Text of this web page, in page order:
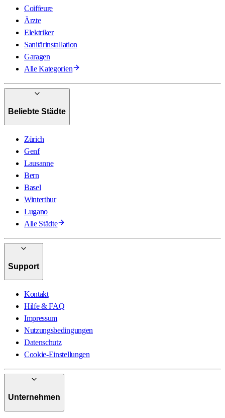
Coiffeure
Ärzte
Elektriker
Sanitärinstallation
Garagen
Alle Kategorien
Beliebte Städte
Zürich
Genf
Lausanne
Bern
Basel
Winterthur
Lugano
Alle Städte
Support
Kontakt
Hilfe & FAQ
Impressum
Nutzungsbedingungen
Datenschutz
Cookie-Einstellungen
Unternehmen